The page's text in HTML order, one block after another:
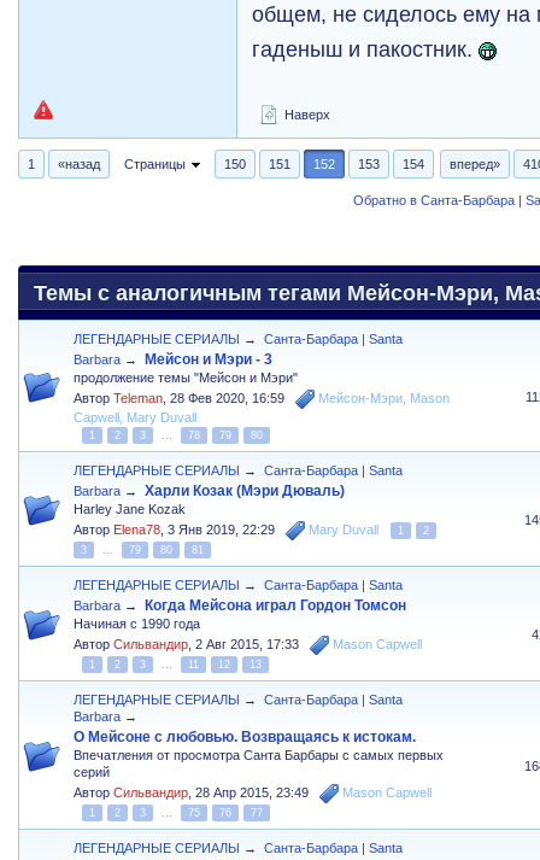
общем, не сиделось ему на
гаденыш и пакостник.
Наверх
1 «назад Страницы 150 151 152 153 154 вперед»
Обратно в Санта-Барбара |
Темы с аналогичным тегами Мейсон-Мэри,
ЛЕГЕНДАРНЫЕ СЕРИАЛЫ →
Санта-Барбара | Santa
Barbara → Мейсон и Мэри - 3
продолжение темы "Мейсон и Мэри"
АвторTeleman ,28 Фев 2020, 16:59 Мейсон-Мэри Mason
Capwell Mary Duvall
1 2 3 ... 78 79 80
ЛЕГЕНДАРНЫЕ СЕРИАЛЫ →
Санта-Барбара | Santa
Barbara → Харли Козак (Мэри Дюваль)
Harley Jane Kozak
Автор Elena78 ,3 Янв 2019, 22:29 Mary Duvall 1
2
3
... 79 80 81
ЛЕГЕНДАРНЫЕ СЕРИАЛЫ →
Санта-Барбара | Santa
Barbara → Когда Мейсона играл Гордон Томсон
Начиная с 1990 года
АвторСильвандир ,2 Авг 2015, 17:33 Mason Capwell
1 2 3 ... 11 12 13
ЛЕГЕНДАРНЫЕ СЕРИАЛЫ →
Санта-Барбара | Santa
Barbara →
О Мейсоне с любовью. Возвращаясь к истокам.
Впечатления от просмотра Санта Барбары с самых первых
серий
АвторСильвандир ,28 Апр 2015, 23:49 Mason Capwell
1 2 3 ... 75 76 77
ЛЕГЕНДАРНЫЕ СЕРИАЛЫ →
Санта-Барбара | Santa